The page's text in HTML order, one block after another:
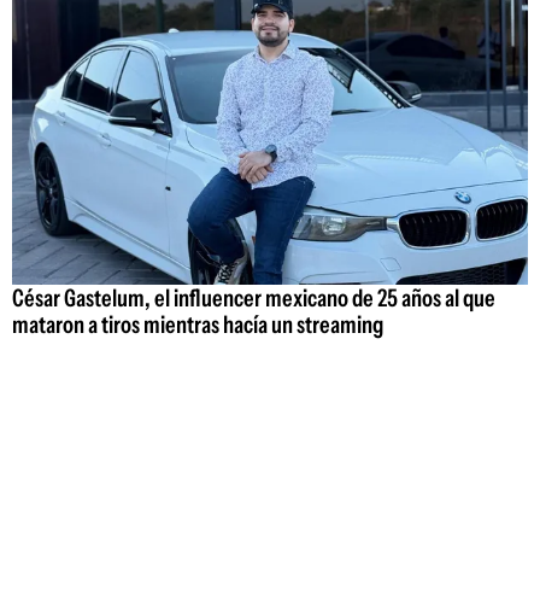
César Gastelum, el influencer mexicano de 25 años al que
mataron a tiros mientras hacía un streaming